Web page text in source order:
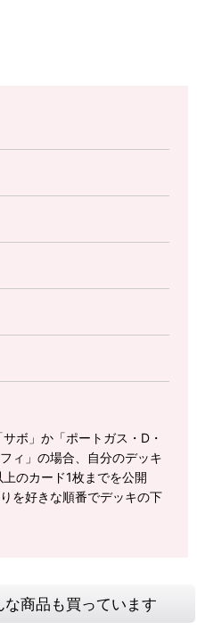
ボ」か「ポートガス・D・
ィ」の場合、自分のデッキ
のカード1枚までを公開
を好きな順番でデッキの下
商品も買っています